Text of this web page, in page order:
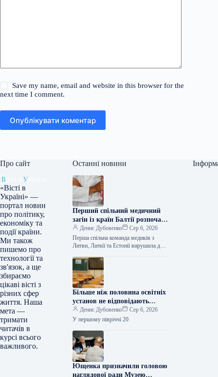
Save my name, email and website in this browser for the
next time I comment.
Опублікувати коментар
Про сайт
«Вісті в
Україні» —
портал новин
про політику,
економіку та
події країни.
Ми також
пишемо про
технології та
зв'язок, а ще
збираємо
цікаві вісті з
різних сфер
життя. Наша
мета —
тримати
читачів в
курсі всього
важливого.
Останні новини
Перший спільний медичний
загін із країн Балтії розпочав
стажування в Україні
Денис Дубовенко
Сер 6, 2026
Перша спільна команда медиків з
Литви, Латвії та Естонії вирушила до
медичних закладах. Про це…
Більше ніж половина освітніх
установ не відповідають
санітарним нормам –
Держпродспоживслужба
Денис Дубовенко
Сер 6, 2026
У першому півріччі 20
Ющенка призначили головою
наглядової ради Музею